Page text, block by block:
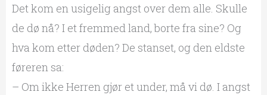
Det kom en usigelig angst over dem alle. Skulle
de dø nå? I et fremmed land, borte fra sine? Og
hva kom etter døden? De stanset, og den eldste
føreren sa:
– Om ikke Herren gjør et under, må vi dø. I angst